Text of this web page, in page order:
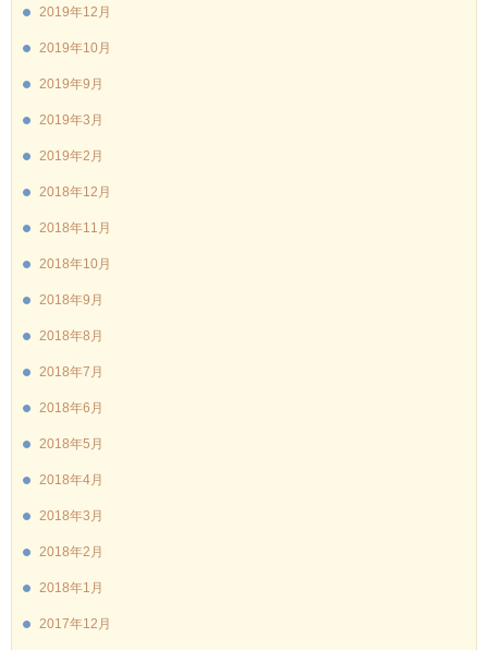
2019年12月
2019年10月
2019年9月
2019年3月
2019年2月
2018年12月
2018年11月
2018年10月
2018年9月
2018年8月
2018年7月
2018年6月
2018年5月
2018年4月
2018年3月
2018年2月
2018年1月
2017年12月